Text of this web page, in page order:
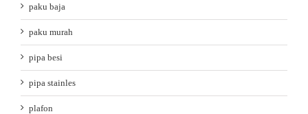
paku baja
paku murah
pipa besi
pipa stainles
plafon